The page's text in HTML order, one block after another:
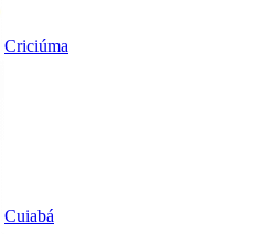
Criciúma
Cuiabá